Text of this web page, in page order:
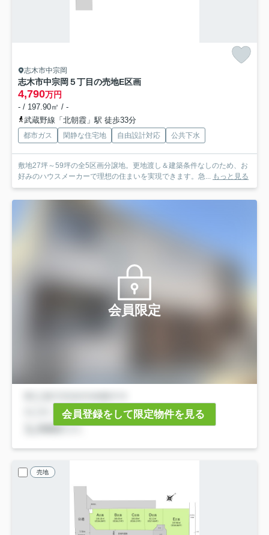
志木市中宗岡
志木市中宗岡５丁目の売地E区画
4,790万円
- / 197.90㎡ / -
武蔵野線「北朝霞」駅 徒歩33分
都市ガス 閑静な住宅地 自由設計対応 公共下水
敷地27坪～59坪の全5区画分譲地。更地渡し＆建築条件なしのため、お
好みのハウスメーカーで理想の住まいを実現できます。急... もっと見る
会員限定
会員登録をして限定物件を見る
売地